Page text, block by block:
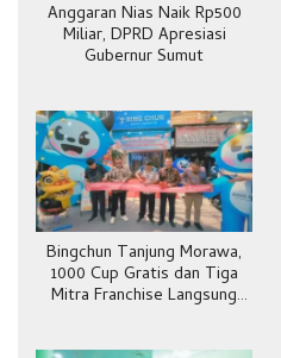
Anggaran Nias Naik Rp500
Miliar, DPRD Apresiasi
Gubernur Sumut
Bingchun Tanjung Morawa,
1000 Cup Gratis dan Tiga
Mitra Franchise Langsung